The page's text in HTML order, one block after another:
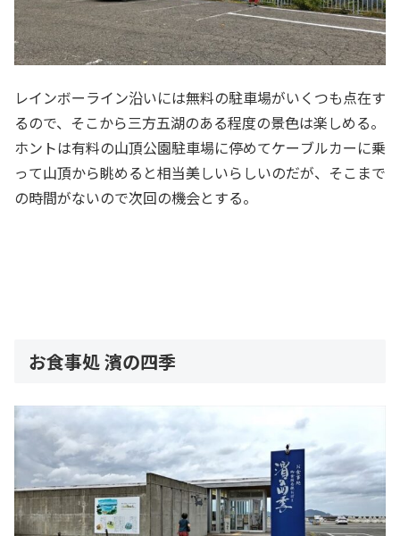
レインボーライン沿いには無料の駐車場がいくつも点在す
るので、そこから三方五湖のある程度の景色は楽しめる。
ホントは有料の山頂公園駐車場に停めてケーブルカーに乗
って山頂から眺めると相当美しいらしいのだが、そこまで
の時間がないので次回の機会とする。
お食事処 濱の四季